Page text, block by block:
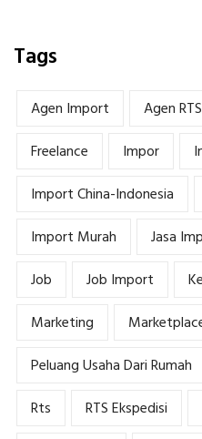
Tags
Agen Import Agen RTS
Freelance
Impor
Import China-Indonesia
Import Murah
Jasa
Job
Job Import
Marketing
Peluang Usaha Dari Rumah
Rts
RTS Ekspedisi